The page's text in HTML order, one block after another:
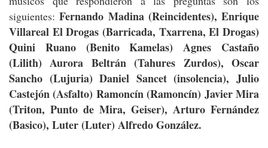
siguientes:Fernando Madina (Reincidentes), Enrique
Villareal El Drogas (Barricada, Txarrena, El Drogas)
Quini Ruano (Benito Kamelas) Agnes Castaño
(Lilith) Aurora Beltrán (Tahures Zurdos), Oscar
Sancho (Lujuria) Daniel Sancet (insolencia), Julio
Castejón (Asfalto) Ramoncín (Ramoncín) Javier Mira
(Triton, Punto de Mira, Geiser), Arturo Fernández
(Basico), Luter (Luter) Alfredo González.